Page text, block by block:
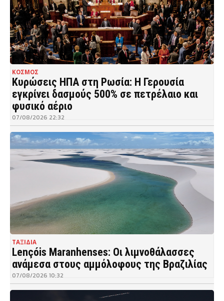
ΚΟΣΜΟΣ
Κυρώσεις ΗΠΑ στη Ρωσία: Η Γερουσία
εγκρίνει δασμούς 500% σε πετρέλαιο και
φυσικό αέριο
07/08/2026 22:32
ΤΑΞΙΔΙΑ
Lençóis Maranhenses: Οι λιμνοθάλασσες
ανάμεσα στους αμμόλοφους της Βραζιλίας
07/08/2026 10:32